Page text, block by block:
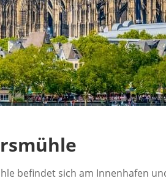
befindet sich am Innenhafen